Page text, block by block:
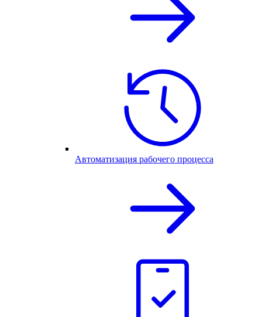
Автоматизация рабочего процесса